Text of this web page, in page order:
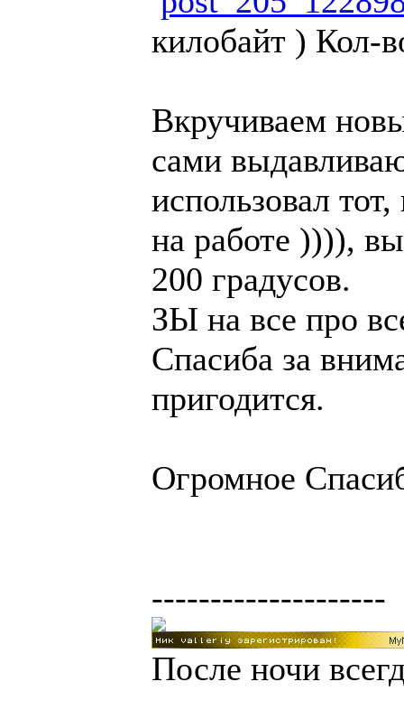
килобайт ) Кол-
Вкручиваем
сами
использовал
на работе )))),
200 градусов.
ЗЫ на все про
Спасиба за
пригодится.
Огромное
--------------------
После ночи